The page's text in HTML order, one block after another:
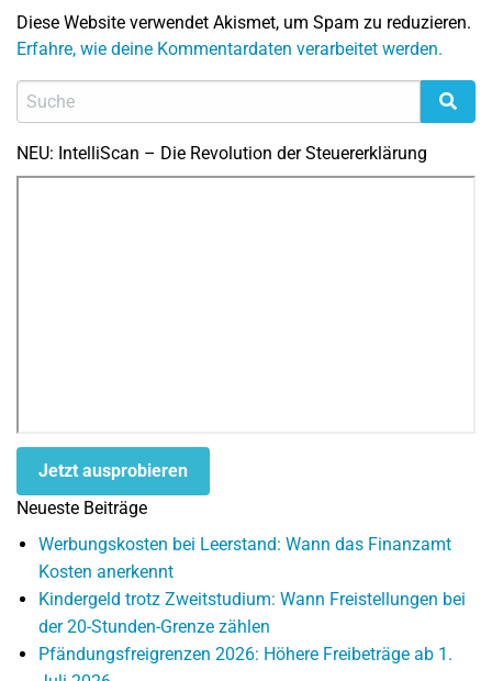
Diese Website verwendet Akismet, um Spam zu reduzieren.
Erfahre, wie deine Kommentardaten verarbeitet werden.
NEU: IntelliScan – Die Revolution der Steuererklärung
Jetzt ausprobieren
Neueste Beiträge
Werbungskosten bei Leerstand: Wann das Finanzamt
Kosten anerkennt
Kindergeld trotz Zweitstudium: Wann Freistellungen bei
der 20-Stunden-Grenze zählen
Pfändungsfreigrenzen 2026: Höhere Freibeträge ab 1.